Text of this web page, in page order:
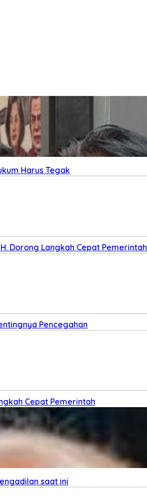
Harus Tegak
Dorong Langkah Cepat Pemerintah
Pencegahan
Cepat Pemerintah
saat ini